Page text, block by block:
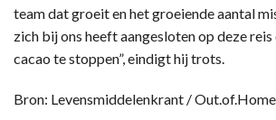
team dat groeit en het groeiende aantal
zich bij ons heeft aangesloten op deze
cacao te stoppen”, eindigt hij trots.
Bron: Levensmiddelenkrant / Out.of.Home